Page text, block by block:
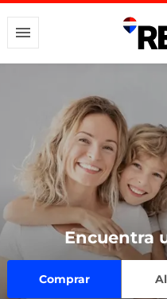
Encuentra
Comprar